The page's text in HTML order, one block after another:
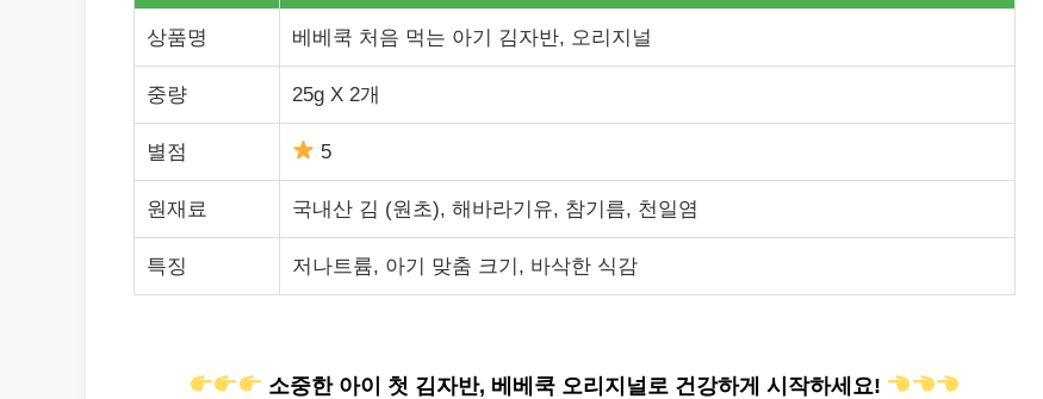
상품명 베베쿡 처음 먹는 아기 김자반, 오리지널
중량 25g X 2개
별점 5
원재료 국내산 김 (원초), 해바라기유, 참기름, 천일염
특징 저나트륨, 아기 맞춤 크기, 바삭한 식감
소중한 아이 첫 김자반, 베베쿡 오리지널로 건강하게 시작하세요!